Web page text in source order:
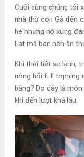
Cuối cùng chúng tôi
nhà thờ con Gà đến
hè nhưng nó xứng
Lạt mà bạn nên ăn
Khi thời tiết se lạnh,
nóng hổi full topping
bằng? Do đây là
khi đến lượt khá lâu.